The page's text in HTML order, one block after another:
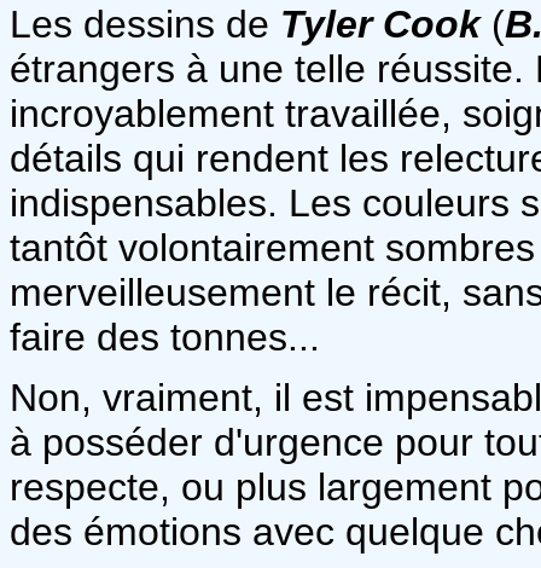
Les dessins de Tyler Cook(
étrangers à une telle
incroyablement travaillée,
détails qui rendent les
indispensables. Les couleurs
tantôt volontairement
merveilleusement le récit,
faire des tonnes...
Non, vraiment, il est
à posséder d'urgence pour
respecte, ou plus largement
des émotions avec quelque